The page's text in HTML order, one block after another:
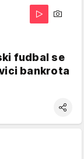
fudbal se
bankrota